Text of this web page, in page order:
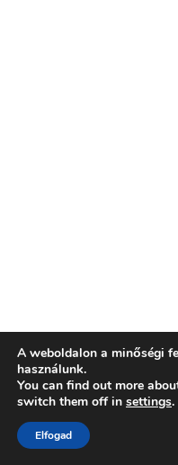
A weboldalon a minőségi
használunk.
You can find out more
switch them off in settings.
Elfogad